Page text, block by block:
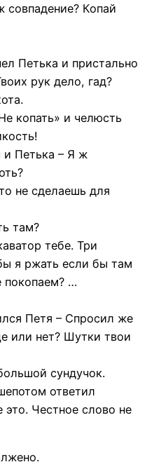
Копай
Петька и пристально
рук дело, гад?
копать» и челюсть
и Петька – Я ж
не сделаешь для
там?
тебе. Три
я ржать если бы там
…
Петя – Спросил же
или нет? Шутки твои
сундучок.
ответил
Честное слово не